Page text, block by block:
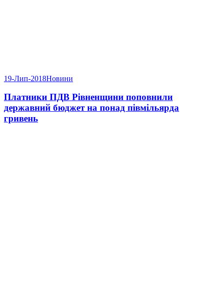
19-Лип-2018Новини
Платники ПДВ Рівненщини поповнили
державний бюджет на понад півмільярда
гривень